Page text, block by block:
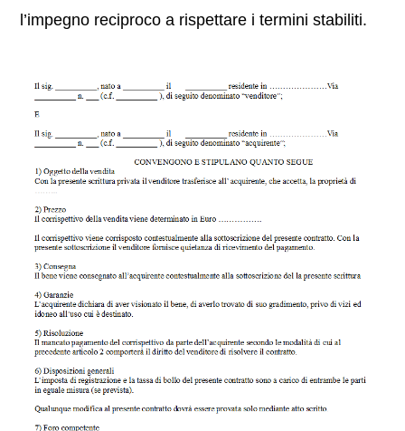
l’impegno reciproco a rispettare i termini stabiliti.